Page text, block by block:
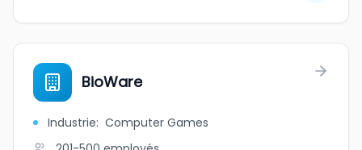
BioWare
Industrie: Computer Games